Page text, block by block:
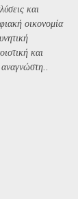
και
οικονομία
και